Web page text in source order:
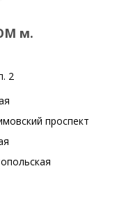
м.
2
проспект